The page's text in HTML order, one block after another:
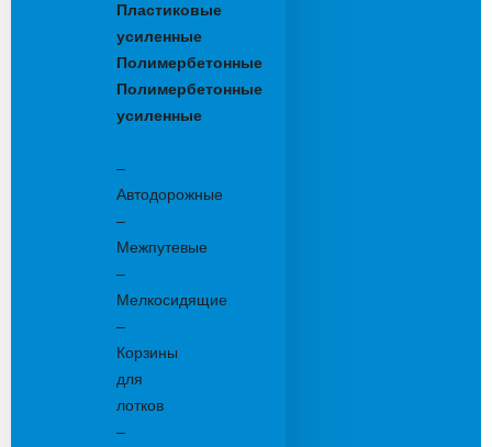
Пластиковые
усиленные
Полимербетонные
Полимербетонные
усиленные
–
Автодорожные
–
Межпутевые
–
Мелкосидящие
–
Корзины
для
лотков
–